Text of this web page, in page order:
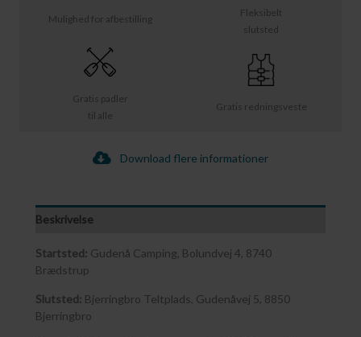
Gratis redningsveste
Gratis padler
til alle
Fleksibelt
slutsted
Mulighed for afbestilling
Download flere informationer
Beskrivelse
Startsted: Gudenå Camping, Bolundvej 4, 8740
Brædstrup
Slutsted: Bjerringbro Teltplads, Gudenåvej 5, 8850
Bjerringbro